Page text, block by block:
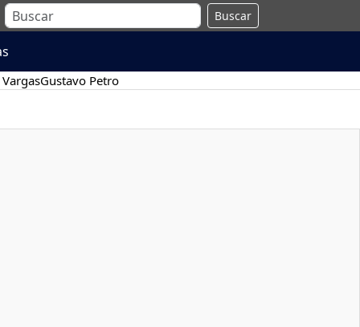
Buscar
Gustavo Petro